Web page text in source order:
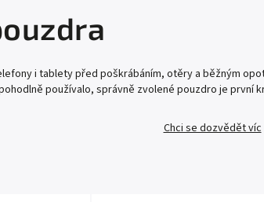
i tablety před poškrábáním, otěry a běžným
používalo, správně zvolené pouzdro je první
Chci se dozvědět víc